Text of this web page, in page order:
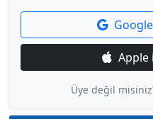
Apple
Üye değil